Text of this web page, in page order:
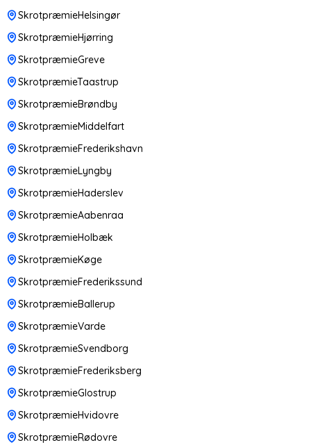
SkrotpræmieHelsingør
SkrotpræmieHjørring
SkrotpræmieGreve
SkrotpræmieTaastrup
SkrotpræmieBrøndby
SkrotpræmieMiddelfart
SkrotpræmieFrederikshavn
SkrotpræmieLyngby
SkrotpræmieHaderslev
SkrotpræmieAabenraa
SkrotpræmieHolbæk
SkrotpræmieKøge
SkrotpræmieFrederikssund
SkrotpræmieBallerup
SkrotpræmieVarde
SkrotpræmieSvendborg
SkrotpræmieFrederiksberg
SkrotpræmieGlostrup
SkrotpræmieHvidovre
SkrotpræmieRødovre